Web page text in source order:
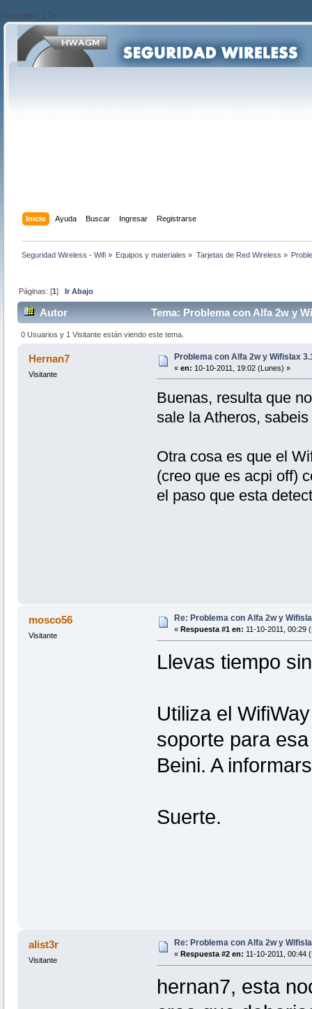
?>/script>'; } ?>
Inicio Ayuda Buscar Ingresar Registrarse
Seguridad Wireless - Wifi » Equipos y materiales » Tarjetas de Red Wireless »
Páginas: [1]Ir Abajo
Autor Tema: Problema con Alfa 2w y
0 Usuarios y 1 Visitante están viendo este tema.
Hernan7
Visitante
Problema con Alfa 2w y Wifislax
« en: 10-10-2011, 19:02 (Lunes) »
Buenas, resulta que
sale la Atheros,
Otra cosa es que el
(creo que es acpi off)
el paso que esta
mosco56
Visitante
Re: Problema con Alfa 2w y
« Respuesta #1 en: 11-10-2011, 00:29
Llevas tiempo
Utiliza el
soporte para
Beini. A
Suerte.
alist3r
Visitante
Re: Problema con Alfa 2w y
« Respuesta #2 en: 11-10-2011, 00:44
hernan7, esta